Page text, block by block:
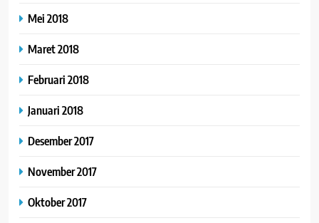
Mei 2018
Maret 2018
Februari 2018
Januari 2018
Desember 2017
November 2017
Oktober 2017